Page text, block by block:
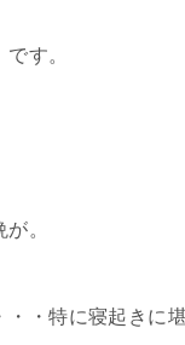
す。
。
・特に寝起きに